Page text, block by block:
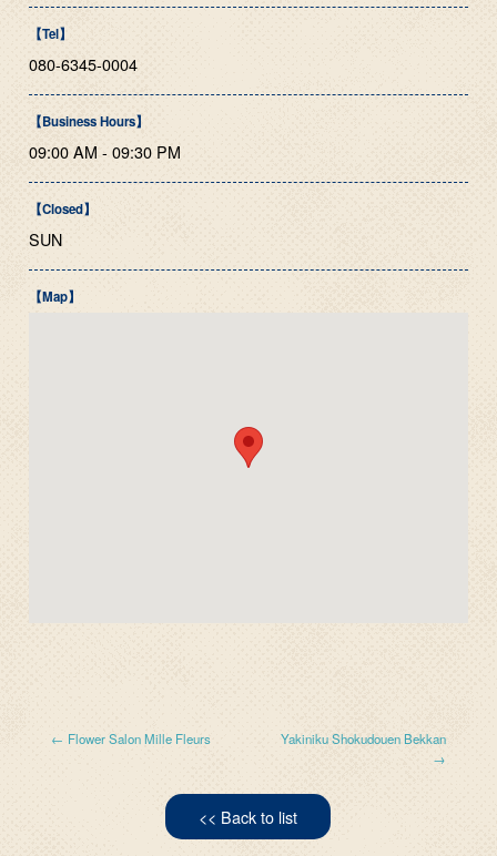
【Tel】
080-6345-0004
【Business Hours】
09:00 AM - 09:30 PM
【Closed】
SUN
【Map】
← Flower Salon Mille Fleurs
Yakiniku Shokudouen Bekkan
→
<< Back to list